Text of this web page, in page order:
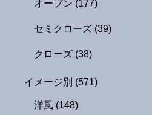
オープン (177)
セミクローズ (39)
クローズ (38)
イメージ別 (571)
洋風 (148)